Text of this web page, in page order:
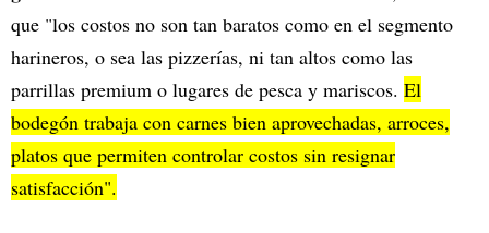
que "los costos no son tan baratos como en el segmento
harineros, o sea las pizzerías, ni tan altos como las
parrillas premium o lugares de pesca y mariscos. El
bodegón trabaja con carnes bien aprovechadas, arroces,
platos que permiten controlar costos sin resignar
satisfacción".